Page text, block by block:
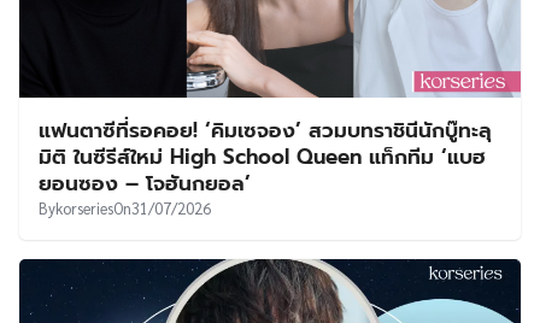
แฟนตาซีที่รอคอย! ‘คิมเซจอง’ สวมบทราชินีนักบู๊ทะลุ
มิติ ในซีรีส์ใหม่ High School Queen แท็กทีม ‘แบฮ
ยอนซอง – โจฮันกยอล’
BykorseriesOn31/07/2026